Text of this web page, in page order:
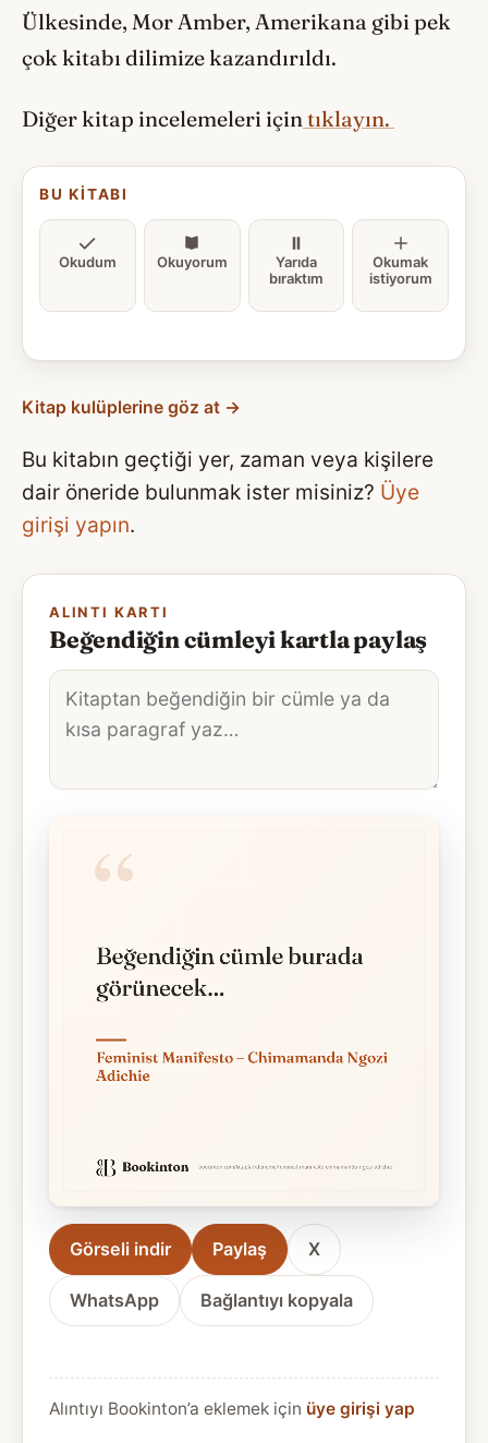
Ülkesinde, Mor Amber, Amerikana gibi pek
çok kitabı dilimize kazandırıldı.
Diğer kitap incelemeleri içintıklayın.
BU KITABI
Okudum Okuyorum
Yarıda
bıraktım
Okumak
istiyorum
Kitap kulüplerine göz at →
Bu kitabın geçtiği yer, zaman veya kişilere
dair öneride bulunmak ister misiniz? Üye
girişi yapın.
ALINTI KARTI
Beğendiğin cümleyi kartla paylaş
Alıntı
metni
Görseli indir Paylaş X
WhatsApp Bağlantıyı kopyala
Alıntıyı Bookinton’a eklemek için üye girişi yap